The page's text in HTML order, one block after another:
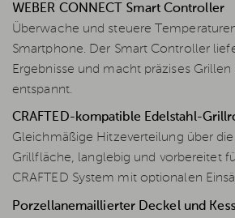
WEBER CONNECT Smart Controller
Überwache und steuere
Smartphone. Der Smart Controller
Ergebnisse und macht präzises
entspannt.
CRAFTED-kompatible Edelstahl-
Gleichmäßige Hitzeverteilung über
Grillfläche, langlebig und vorbereitet
CRAFTED System mit optionalen
Porzellanemaillierter Deckel und